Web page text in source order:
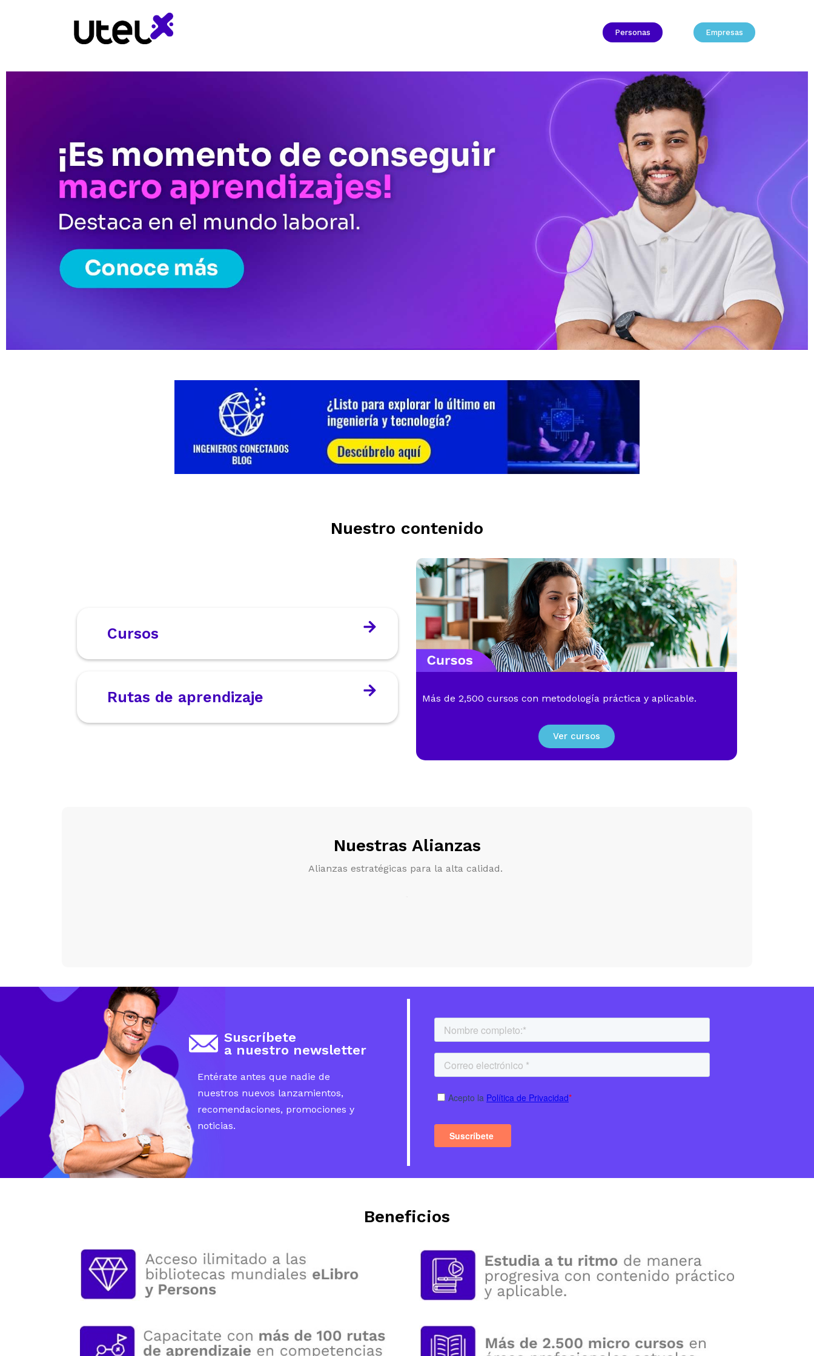
Personas Empresas
Nuestro contenido
Cursos
Rutas de aprendizaje Más de 2,500 cursos con metodología práctica y aplicable.
Ver cursos
Nuestras Alianzas
Alianzas estratégicas para la alta calidad.
Suscríbete
a nuestro newsletter
Entérate antes que nadie de
nuestros nuevos lanzamientos,
recomendaciones, promociones y
noticias.
Beneficios